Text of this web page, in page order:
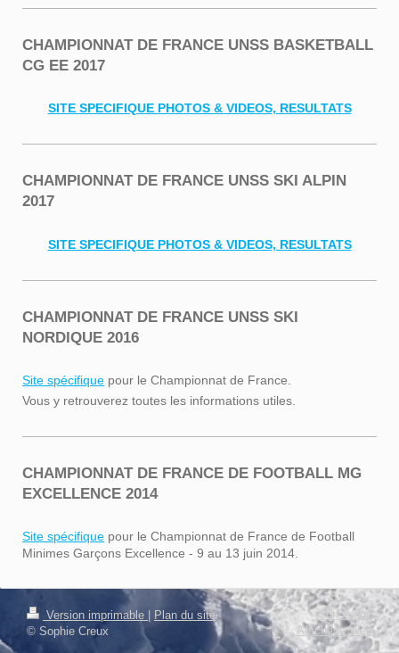
CHAMPIONNAT DE FRANCE UNSS BASKETBALL
CG EE 2017
SITE SPECIFIQUE PHOTOS & VIDEOS, RESULTATS
CHAMPIONNAT DE FRANCE UNSS SKI ALPIN
2017
SITE SPECIFIQUE PHOTOS & VIDEOS, RESULTATS
CHAMPIONNAT DE FRANCE UNSS SKI
NORDIQUE 2016
Site spécifique pour le Championnat de France.
Vous y retrouverez toutes les informations utiles.
CHAMPIONNAT DE FRANCE DE FOOTBALL MG
EXCELLENCE 2014
Site spécifique pour le Championnat de France de Football
Minimes Garçons Excellence - 9 au 13 juin 2014.
Version imprimable
Plan du site
© Sophie Creux
Connexion
Affichage Web